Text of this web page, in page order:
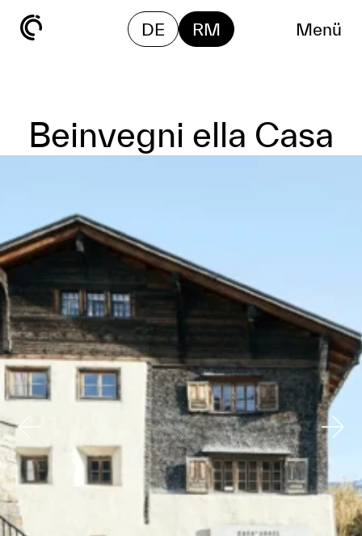
DE RM Menü
Beinvegni ella Casa